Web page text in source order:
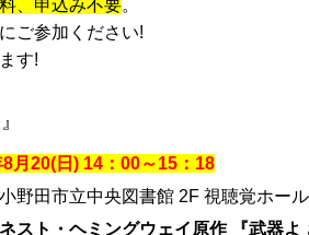
、申込み不要。
ご参加ください!
す!
月20(日) 14：00～15：18
野田市立中央図書館 2F 視聴覚ホール
スト・ヘミングウェイ原作 『武器よ